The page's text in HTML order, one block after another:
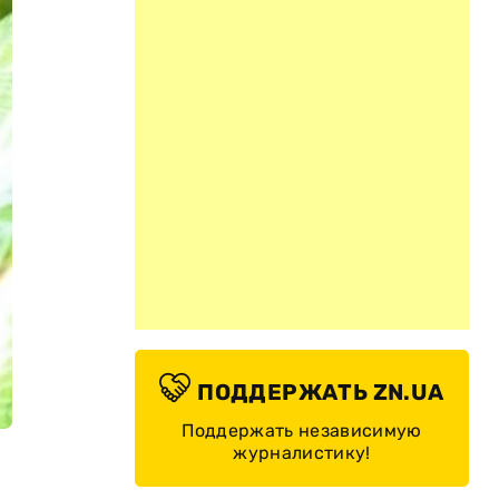
ПОДДЕРЖАТЬ ZN.UA
Поддержать независимую
журналистику!